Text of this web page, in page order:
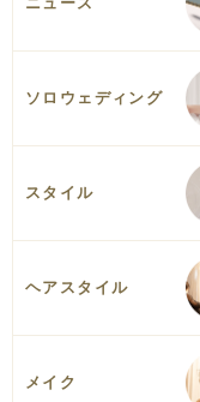
ソロウェディング
スタイル
ヘアスタイル
メイク